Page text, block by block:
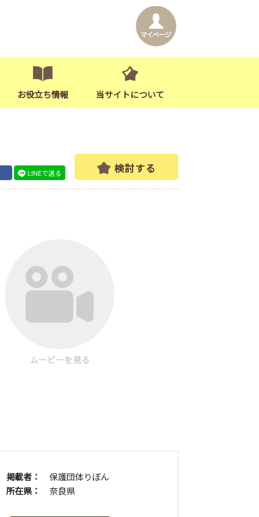
お役立ち情報 当サイトについて
LINEで送る 検討する
ムービーを見る
掲載者：
保護団体りぼん
所在県：
奈良県